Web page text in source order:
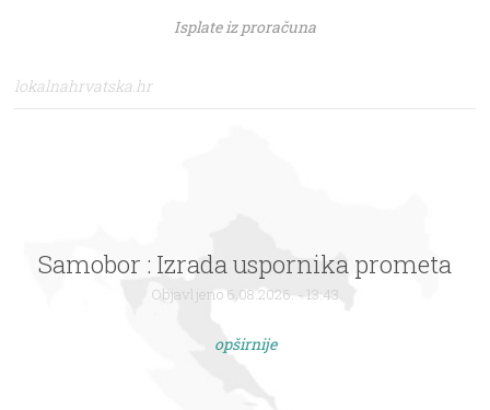
Isplate iz proračuna
lokalnahrvatska.hr
Samobor : Izrada uspornika prometa
Objavljeno 6.08.2026. - 13:43
opširnije